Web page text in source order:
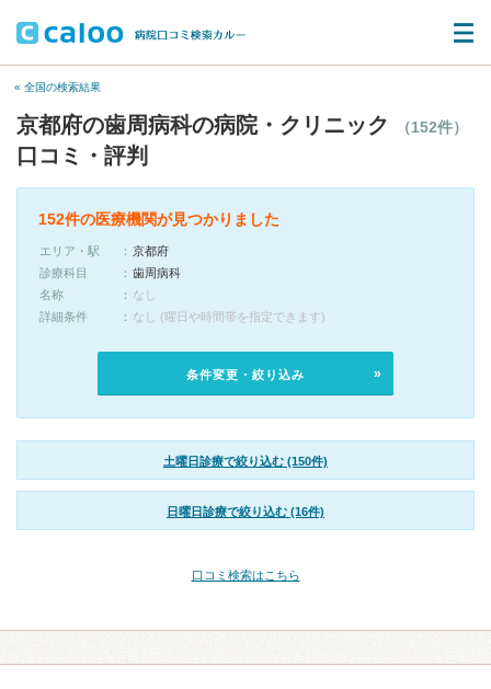
« 全国の検索結果
京都府の歯周病科の病院・クリニック （152件）
口コミ・評判
152件の医療機関が見つかりました
エリア・駅
京都府
診療科目
歯周病科
名称
なし
詳細条件
なし (曜日や時間帯を指定できます)
条件変更・絞り込み
土曜日診療で絞り込む (150件)
日曜日診療で絞り込む (16件)
口コミ検索はこちら